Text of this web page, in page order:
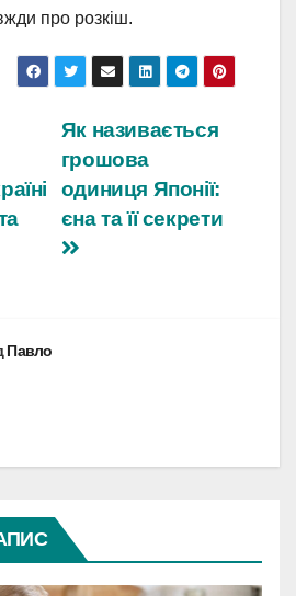
про розкіш.
Як називається
грошова
одиниця Японії:
єна та її секрети
Павло